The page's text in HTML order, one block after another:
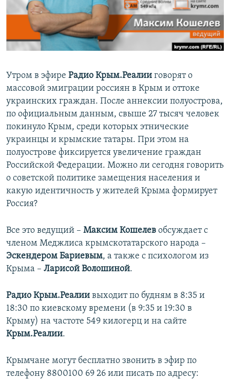
ПОБЕДИТЕЛЕЙ НЕ СУДЯТ?
КРЫМ.НЕПОКОРЕННЫЙ
ELIFBE
ПРИСОЕДИНЯЙТЕСЬ!
Все сайты RFE/RL
Утром в эфире Радио Крым.Реалии говорят о
массовой эмиграции россиян в Крым и оттоке
украинских граждан. После аннексии полуострова,
по официальным данным, свыше 27 тысяч человек
покинуло Крым, среди которых этнические
украинцы и крымские татары. При этом на
полуострове фиксируется увеличение граждан
Российской Федерации. Можно ли сегодня говорить
о советской политике замещения населения и
какую идентичность у жителей Крыма формирует
Россия?
Все это ведущий – Максим Кошелев обсуждает с
членом Меджлиса крымскотатарского народа –
Эскендером Бариевым, а также с психологом из
Крыма – Ларисой Волошиной.
Радио Крым.Реалии выходит по будням в 8:35 и
18:30 по киевскому времени (в 9:35 и 19:30 в
Крыму) на частоте 549 килогерц и на сайте
Крым.Реалии.
Крымчане могут бесплатно звонить в эфир по
телефону 8800100 69 26 или писать по адресу: